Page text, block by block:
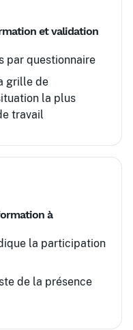
et validation
par questionnaire
grille de
la plus
travail
à
la participation
de la présence